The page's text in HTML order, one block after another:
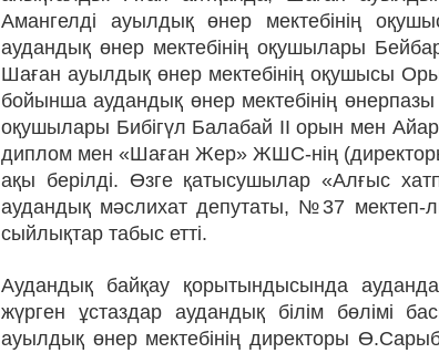
Амангелді ауылдық өнер мектебінің
аудандық өнер мектебінің оқушылары
Шаған ауылдық өнер мектебінің оқушысы
бойынша аудандық өнер мектебінің
оқу­шылары Бибігүл Балабай ІІ орын мен
диплом мен «Шаған Жер» ЖШС-нің
ақы берілді. Өзге қатысушылар «Алғыс
аудандық мәслихат депутаты, №37 мектеп-
сый­лық­тар табыс етті.
Аудандық байқау қорытындысында
жүрген ұстаздар аудандық білім бөлімі
ауылдық өнер мектебінің директоры